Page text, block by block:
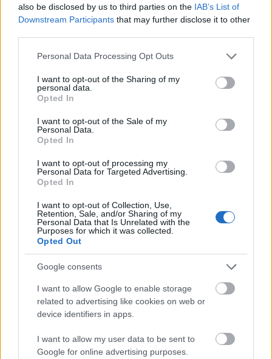
also be disclosed by us to third parties on the IAB’s List of
Downstream Participants that may further disclose it to other
Please note that this website/app uses one or more Google
not limited to your visit or usage behaviour. You may click to
grant or deny consent to Google and its third-party tags to
use your data for below specified purposes in below Google
consent section.
Personal Data Processing Opt Outs
I want to opt-out of the Sharing of my
personal data.
Opted In
I want to opt-out of the Sale of my
Personal Data.
Opted In
I want to opt-out of processing my
Personal Data for Targeted Advertising.
Opted In
I want to opt-out of Collection, Use,
Retention, Sale, and/or Sharing of my
Personal Data that Is Unrelated with the
Purposes for which it was collected.
Opted Out
Google consents
I want to allow Google to enable storage
related to advertising like cookies on web or
device identifiers in apps.
I want to allow my user data to be sent to
Google for online advertising purposes.
Egy feldühödött séf levele egy
pályaelhagyóhoz
világevő•2014. március 10.
Pont érdekes folytatása a múltkori nagy sikerű
témának, (amikor egy magyar séf vallott nekem a
amerikai séf címzett egy tanítványának, aki két hét
után lelépett az étterméből, feltehetően azért, mert
A nagy Szovjetunió gasztronómiája
világevő•2013. június 23.
Szovjetunió utódállamai által definiálódik, kicsit
utánanéztem annak, hogy mit lehet fellelni a Nagy
Testvér gasztronómiájáról. Persze nem az éhínségre
és a hiánygazdaságra voltam kíváncsi, hanem
inkább az érdekességekre, a…